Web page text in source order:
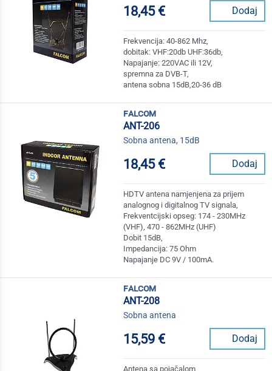
18,45 € Dodaj
Frekvencija: 40-862 Mhz,
dobitak: VHF:20db UHF:36db,
Napajanje: 220VAC ili 12V,
spremna za DVB-T,
antena sobna 15dB,20-36 dB
falcom
ANT-206
Sobna antena, 15dB
18,45 € Dodaj
HDTV antena namjenjena za prijem
analognog i digitalnog TV signala,
Frekventcijski opseg: 174 - 230MHz
(VHF), 470 - 862MHz (UHF)
Dobit 15dB,
Impedancija: 75 Ohm
Napajanje DC 9V / 100mA.
falcom
ANT-208
Sobna antena
15,59 € Dodaj
Antena sa pojačalom